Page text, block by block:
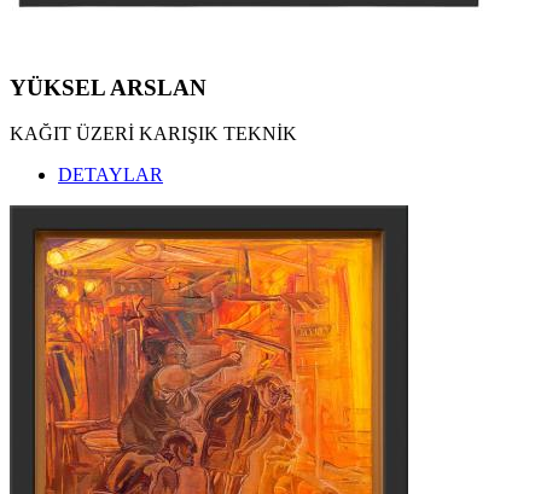
YÜKSEL ARSLAN
KAĞIT ÜZERİ KARIŞIK TEKNİK
DETAYLAR